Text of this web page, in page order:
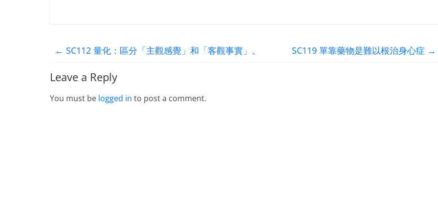
← SC112 量化：區分「主觀感覺」和「客觀事實」。 SC119 單靠藥物是難以根治身心症 →
Leave a Reply
You must be logged in to post a comment.